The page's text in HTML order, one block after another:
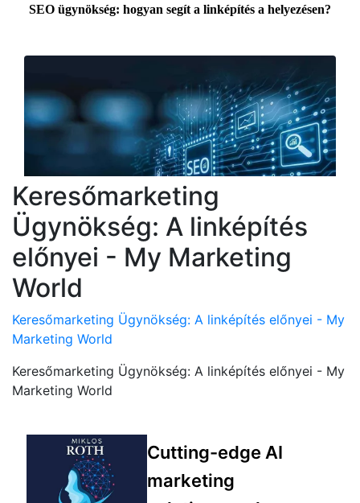
Keresőmarketing
Ügynökség: A linképítés
előnyei - My Marketing
World
Keresőmarketing Ügynökség: A linképítés előnyei - My
Marketing World
Keresőmarketing Ügynökség: A linképítés előnyei - My
Marketing World